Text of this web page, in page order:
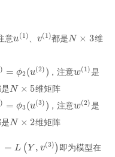
意u(1)
u(1) 、v(1)
v(1)都是N × 3
N× 3
维
) = ϕ2(u(2) )
) =ϕ2(u(2)) ，注意w(1)
w(1)是
N × 5
N× 5 维矩阵
) = ϕ3(u(3) )
) =ϕ3(u(3)) ，注意w(2)
w(2)是
N × 2
N× 2 维矩阵
= L (Y , v(3) )
v(3)) 即为模型在